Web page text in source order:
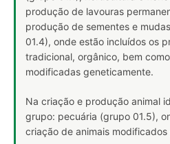
produção de lavouras
produção de sementes e
01.4), onde estão incluídos os
tradicional, orgânico, bem
modificadas geneticamente.
Na criação e produção animal
grupo: pecuária (grupo 01.5),
criação de animais